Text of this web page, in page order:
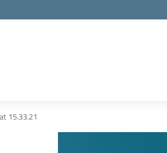
15.33.21